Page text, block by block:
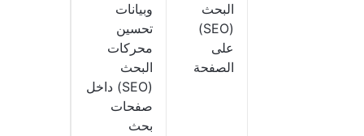
البحث
(SEO)
على
الصفحة
وبيانات
تحسين
محركات
البحث
(SEO) داخل
صفحات
بحث